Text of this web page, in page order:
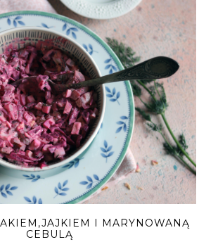
I MARYNOWANĄ
CEBULĄ